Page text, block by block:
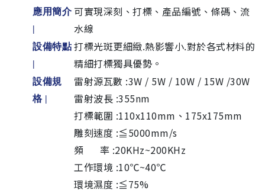
應用簡介
|
可實現深刻、打標、產品編號、條碼、流
水線
設備特點
|
打標光斑更細緻.熱影響小.對於各式材料的
精細打標獨具優勢。
設備規
格 |
雷射源瓦數 :3W / 5W / 10W / 15W /30W
雷射波長 :355nm
打標範圍 :110x110mm、175x175mm
雕刻速度 :≦5000mm/s
頻 率 :20KHz~200KHz
工作環境 :10℃~40℃
環境濕度 :≦75%